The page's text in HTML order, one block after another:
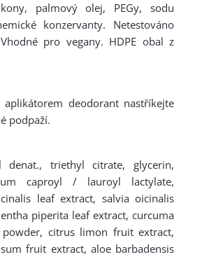
palmový olej, PEGy, sodu
konzervanty. Netestováno
pro vegany. HDPE obal z
aplikátorem deodorant nastříkejte
podpaží.
denat., triethyl citrate, glycerin,
caproyl / lauroyl lactylate,
leaf extract, salvia oicinalis
piperita leaf extract, curcuma
citrus limon fruit extract,
fruit extract, aloe barbadensis